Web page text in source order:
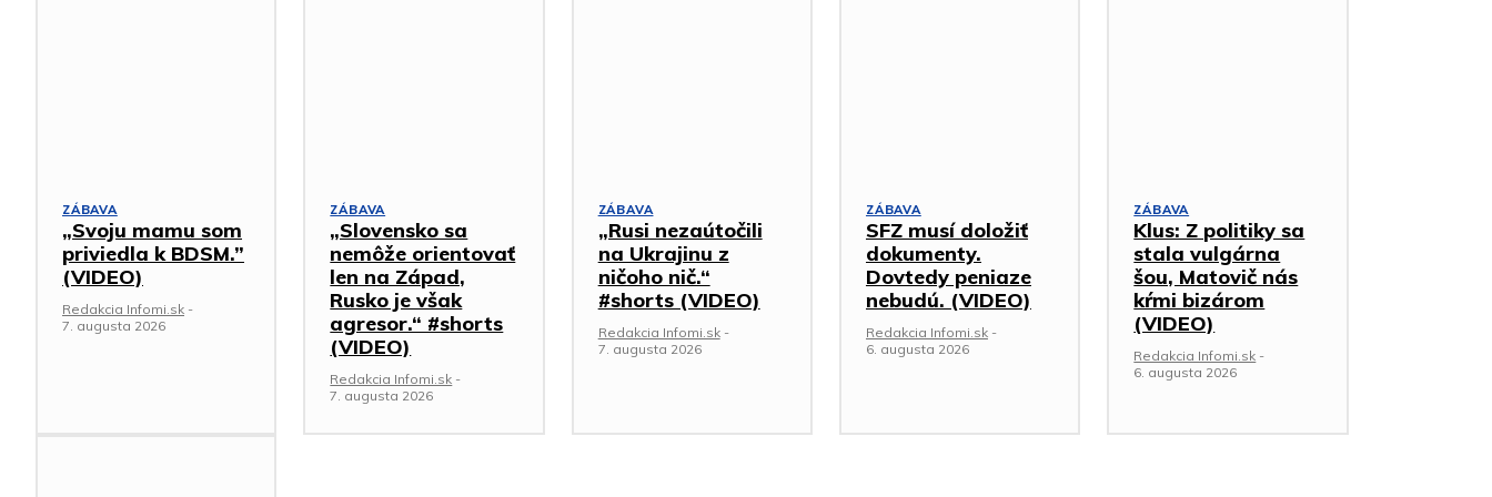
ZÁBAVA
„Svoju mamu som
priviedla k BDSM.”
(VIDEO)
Redakcia Infomi.sk -
7. augusta 2026
ZÁBAVA
„Slovensko sa
nemôže orientovať
len na Západ,
Rusko je však
agresor.“ #shorts
(VIDEO)
Redakcia Infomi.sk -
7. augusta 2026
ZÁBAVA
„Rusi nezaútočili
na Ukrajinu z
ničoho nič.“
#shorts (VIDEO)
Redakcia Infomi.sk -
7. augusta 2026
ZÁBAVA
SFZ musí doložiť
dokumenty.
Dovtedy peniaze
nebudú. (VIDEO)
Redakcia Infomi.sk -
6. augusta 2026
ZÁBAVA
Klus: Z politiky sa
stala vulgárna
šou, Matovič nás
kŕmi bizárom
(VIDEO)
Redakcia Infomi.sk -
6. augusta 2026